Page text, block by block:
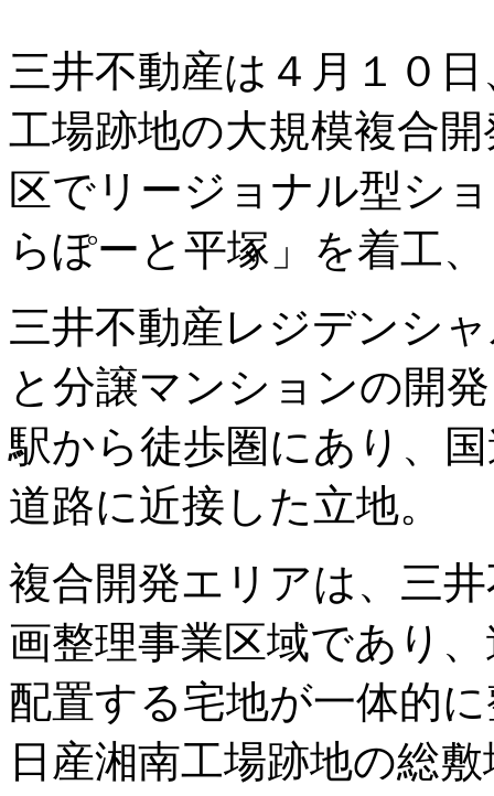
三井不動産は４月１０
工場跡地の大規模複合
区でリージョナル型シ
らぽーと平塚」を着工
三井不動産レジデンシ
と分譲マンションの開
駅から徒歩圏にあり、
道路に近接した立地。
複合開発エリアは、三
画整理事業区域であり
配置する宅地が一体的
日産湘南工場跡地の総